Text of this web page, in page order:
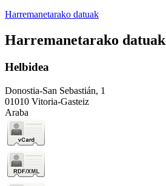
Harremanetarako datuak
Harremanetarako datuak
Helbidea
Donostia-San Sebastián, 1
01010 Vitoria-Gasteiz
Araba